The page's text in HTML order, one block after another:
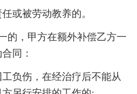
或被劳动教养的。
的，甲方在额外补偿乙方一
同：
负伤，在经治疗后不能从